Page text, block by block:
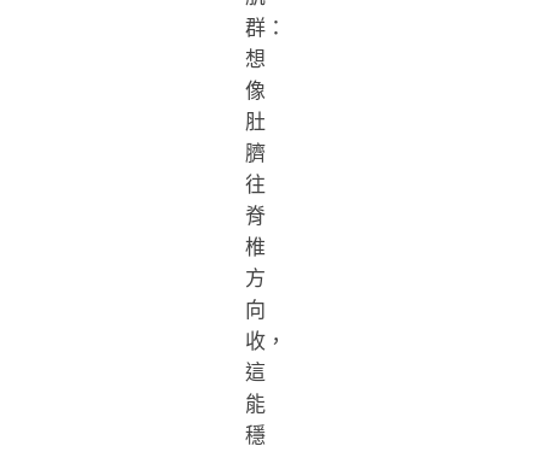
群：
想
像
肚
臍
往
脊
椎
方
向
收，
這
能
穩